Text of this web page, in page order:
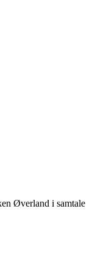
Øverland i samtale